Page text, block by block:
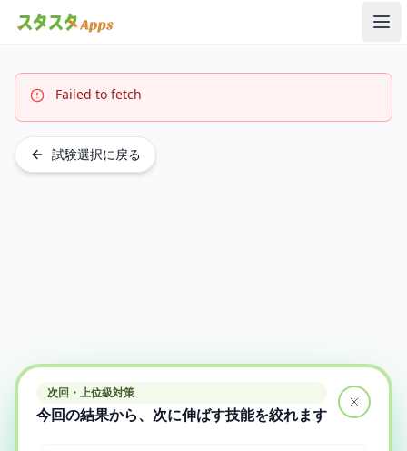
メ
Failed to fetch
試験選択に戻る
次回・上位級対策
今回の結果から、次に伸ばす技能を絞れます